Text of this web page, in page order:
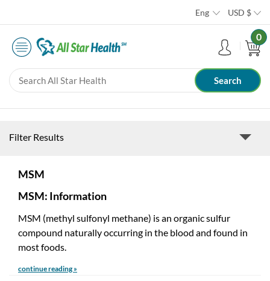
Eng USD $
0
Filter Results
MSM
MSM: Information
MSM (methyl sulfonyl methane) is an organic sulfur
compound naturally occurring in the blood and found in
most foods.
continue reading »